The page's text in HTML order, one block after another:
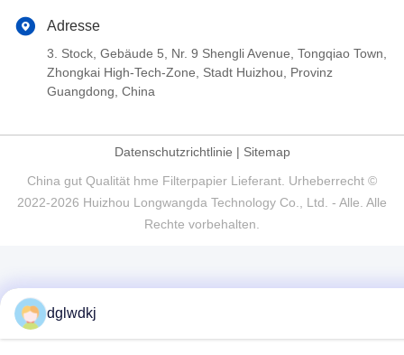
Adresse
3. Stock, Gebäude 5, Nr. 9 Shengli Avenue, Tongqiao Town,
Zhongkai High-Tech-Zone, Stadt Huizhou, Provinz
Guangdong, China
Datenschutzrichtlinie | Sitemap
China gut Qualität hme Filterpapier Lieferant. Urheberrecht ©
2022-2026 Huizhou Longwangda Technology Co., Ltd. - Alle. Alle
Rechte vorbehalten.
dglwdkj